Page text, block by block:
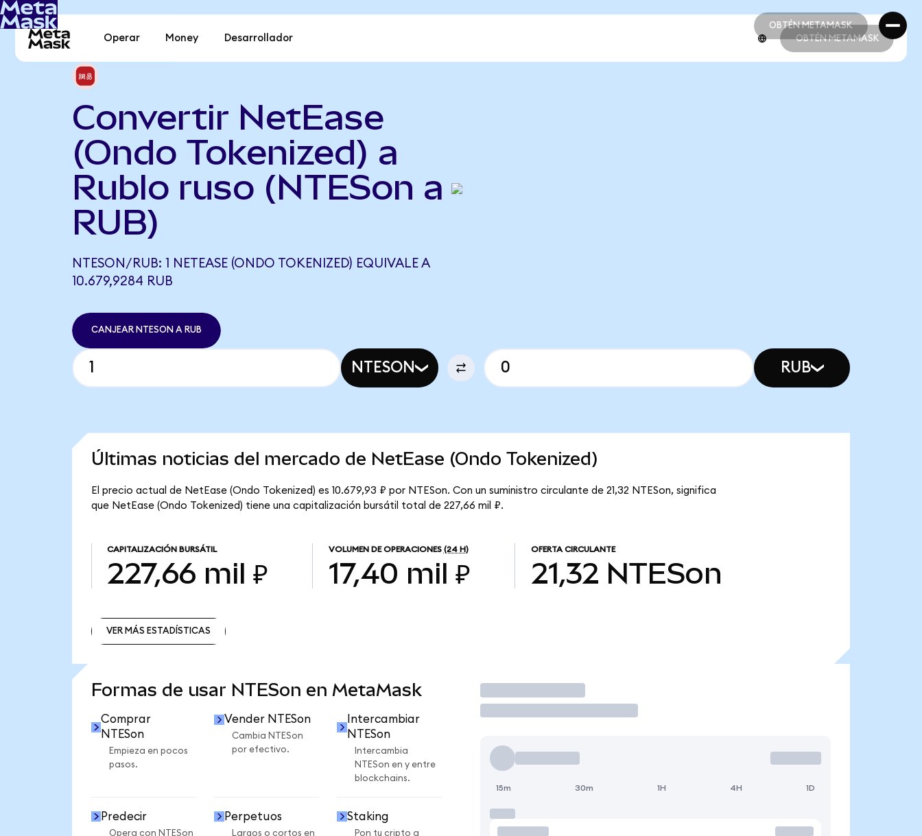
OBTÉN METAMASK
OBTÉN METAMASK
Operar Money Desarrollador OBTÉN METAMASK
Convertir NetEase
(Ondo Tokenized) a
Rublo ruso (NTESon a
RUB)
NTESON/RUB: 1 NETEASE (ONDO TOKENIZED) EQUIVALE A
10.679,9284 RUB
CANJEAR NTESON A RUB
NTESON RUB
Últimas noticias del mercado de NetEase (Ondo Tokenized)
El precio actual de NetEase (Ondo Tokenized) es 10.679,93 ₽ por NTESon. Con un suministro circulante de 21,32 NTESon, significa
que NetEase (Ondo Tokenized) tiene una capitalización bursátil total de 227,66 mil ₽.
CAPITALIZACIÓN BURSÁTIL
227,66 mil ₽
VOLUMEN DE OPERACIONES (24 H)
17,40 mil ₽
OFERTA CIRCULANTE
21,32 NTESon
VER MÁS ESTADÍSTICAS
Formas de usar NTESon en MetaMask
Comprar
NTESon
Empieza en pocos
pasos.
Vender NTESon
Cambia NTESon
por efectivo.
Intercambiar
NTESon
Intercambia
NTESon en y entre
blockchains.
Predecir
Opera con NTESon
Perpetuos
Largos o cortos en
Staking
Pon tu cripto a
Operar
15m 30m 1H 4H 1D